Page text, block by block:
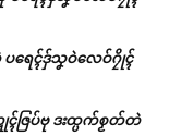
ရေၚ်ဒှ်သၞဝဲလေဝ်ဂၠိုၚ်
ဇြပ်ဗု ဒးထ္ပက်စၟတ်တဲ